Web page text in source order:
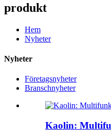
produkt
Hem
Nyheter
Nyheter
Företagsnyheter
Branschnyheter
Kaolin: